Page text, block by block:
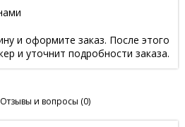
и оформите заказ. После этого
и уточнит подробности заказа.
Отзывы и вопросы (0)